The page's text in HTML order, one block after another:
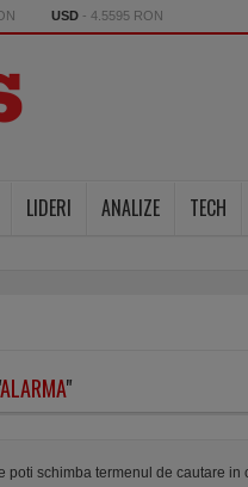
USD - 4.5595 RON
LIDERI ANALIZE TECH
ALARMA"
poti schimba termenul de cautare in